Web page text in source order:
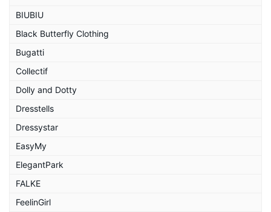
BIUBIU
Black Butterfly Clothing
Bugatti
Collectif
Dolly and Dotty
Dresstells
Dressystar
EasyMy
ElegantPark
FALKE
FeelinGirl